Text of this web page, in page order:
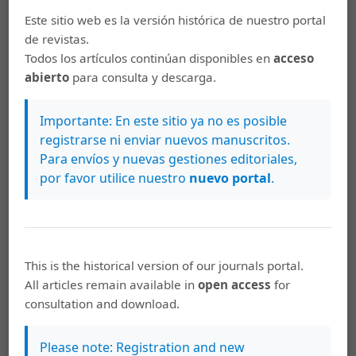
Cruz. (2012). El valor de la escritura. Papeles salmantinos
de educación, 103-140.
Gee, James Paul. (2015). The New Literacy Studies. En
Rowsell, Jennifer y Pahl, Kate (Eds.), The Routledge
handbook of literacy studies (35-48). Routledge.
Gil, Guillermo y Santana, Begoña. (1985). Los modelos del
proceso de la escritura. Estudios de Psicología, (19-20),
87-101.
lang=es
Hartnett, Carolyn. (1997). A Functional Approach to
Composition Offers an Alternative. Composition
Chronicle: Newsletter for Writing Teachers, 10(5), 5-8.
Este sitio web es la versión histórica de nuestro portal
de revistas.
Todos los artículos continúan disponibles enacceso
abierto para consulta y descarga.
Importante: En este sitio ya no es posible
registrarse ni enviar nuevos manuscritos.
Para envíos y nuevas gestiones editoriales,
por favor utilice nuestro nuevo portal.
This is the historical version of our journals portal.
All articles remain available inopen access for
consultation and download.
Please note: Registration and new